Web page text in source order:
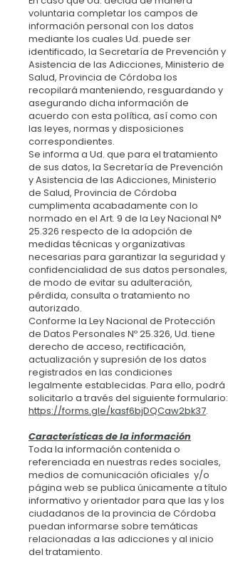
voluntaria completar los campos de
información personal con los datos
mediante los cuales Ud. puede ser
identificado, la Secretaría de Prevención y
Asistencia de las Adicciones, Ministerio de
Salud, Provincia de Córdoba los
recopilará manteniendo, resguardando y
asegurando dicha información de
acuerdo con esta política, así como con
las leyes, normas y disposiciones
correspondientes.
Se informa a Ud. que para el tratamiento
de sus datos, la Secretaría de Prevención
y Asistencia de las Adicciones, Ministerio
de Salud, Provincia de Córdoba
cumplimenta acabadamente con lo
normado en el Art. 9 de la Ley Nacional N°
25.326 respecto de la adopción de
medidas técnicas y organizativas
necesarias para garantizar la seguridad y
confidencialidad de sus datos personales,
de modo de evitar su adulteración,
pérdida, consulta o tratamiento no
autorizado.
Conforme la Ley Nacional de Protección
de Datos Personales Nº 25.326, Ud. tiene
derecho de acceso, rectificación,
actualización y supresión de los datos
registrados en las condiciones
legalmente establecidas. Para ello, podrá
solicitarlo a través del siguiente formulario:
https://forms.gle/kasf6bjDQCaw2bk37.
Características de la información
Toda la información contenida o
referenciada en nuestras redes sociales,
medios de comunicación oficiales y/o
página web se publica únicamente a título
informativo y orientador para que las y los
ciudadanos de la provincia de Córdoba
puedan informarse sobre temáticas
relacionadas a las adicciones y al inicio
del tratamiento.